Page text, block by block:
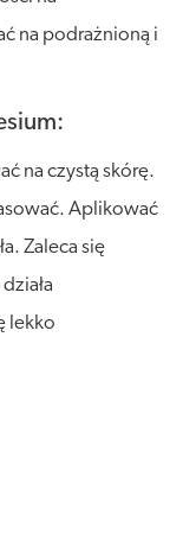
na podrażnioną i
na czystą skórę.
Aplikować
Zaleca się
lekko